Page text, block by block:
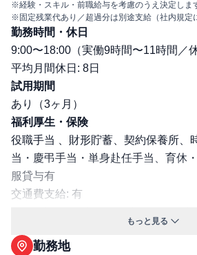
※経験・スキル・前職給与を考慮のうえ決定しま
※固定残業代あり／超過分は別途支給（社内規定
勤務時間・休日
9:00〜18:00（実働9時間〜11時間／
平均月間休日: 8日
試用期間
あり（3ヶ月）
福利厚生・保険
役職手当 、財形貯蓄、契約保養所、
当・慶弔手当・単身赴任手当、育休
服貸与有
交通費支給: 有
選考プロセス
もっと見る
勤務地